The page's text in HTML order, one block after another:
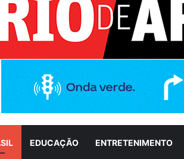
EDUCAÇÃO ENTRETENIMENTO